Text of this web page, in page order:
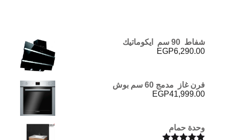
شفاط 90 سم ايكوماتيك
EGP6,290.00
فرن غاز مدمج 60 سم بوش
EGP41,999.00
وحدة حمام